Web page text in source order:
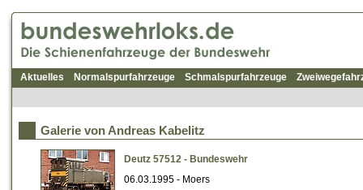
Aktuelles Normalspurfahrzeuge Schmalspurfahrzeuge
Galerie von Andreas Kabelitz
Deutz 57512 - Bundeswehr
06.03.1995 - Moers